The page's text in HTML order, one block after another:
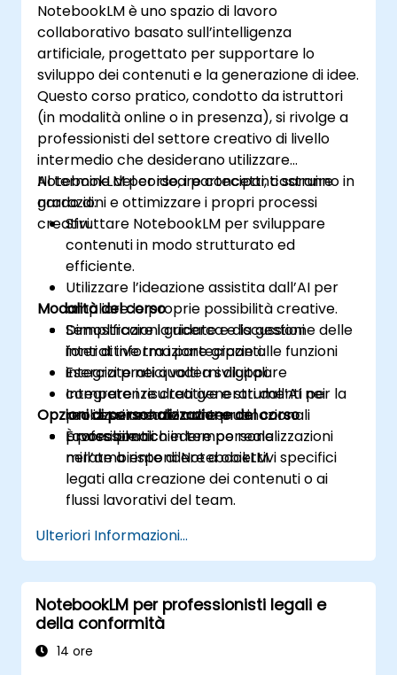
NotebookLM è uno spazio di lavoro
collaborativo basato sull’intelligenza
artificiale, progettato per supportare lo
sviluppo dei contenuti e la generazione di idee.
Questo corso pratico, condotto da istruttori
(in modalità online o in presenza), si rivolge a
professionisti del settore creativo di livello
intermedio che desiderano utilizzare
NotebookLM per ideare concetti, costruire
narrazioni e ottimizzare i propri processi
creativi.
Al termine del corso, i partecipanti saranno in
grado di:
Sfruttare NotebookLM per sviluppare
contenuti in modo strutturato ed
efficiente.
Utilizzare l’ideazione assistita dall’AI per
ampliare le proprie possibilità creative.
Semplificare la ricerca e la gestione delle
fonti di informazione grazie alle funzioni
integrate nei quaderni digitali.
Integrare i risultati generati dall’AI nei
processi redazionali e promozionali
professionali.
Modalità del corso
Dimostrazioni guidate e discussioni
interattive tra i partecipanti.
Esercizi pratici volti a sviluppare
competenze creative e strumenti per la
realizzazione dei contenuti.
Lavoro pratico in tempo reale
nell’ambiente di NotebookLM.
Opzioni di personalizzazione del corso
È possibile richiedere personalizzazioni
mirate a rispondere a obiettivi specifici
legati alla creazione dei contenuti o ai
flussi lavorativi del team.
Ulteriori Informazioni...
NotebookLM per professionisti legali e
della conformità
14 ore